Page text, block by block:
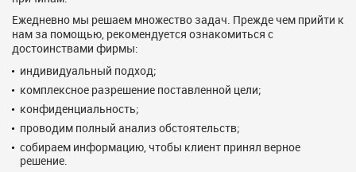
Ежедневно мы решаем множество задач. Прежде чем прийти к
нам за помощью, рекомендуется ознакомиться с
достоинствами фирмы:
индивидуальный подход;
комплексное разрешение поставленной цели;
конфиденциальность;
проводим полный анализ обстоятельств;
собираем информацию, чтобы клиент принял верное
решение.